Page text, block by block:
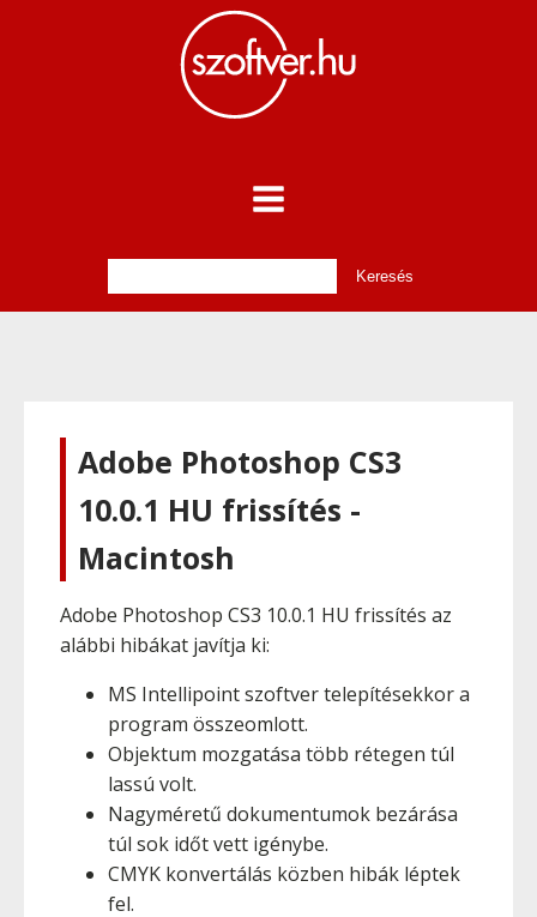
Adobe Photoshop CS3
10.0.1 HU frissítés -
Macintosh
Adobe Photoshop CS3 10.0.1 HU frissítés az
alábbi hibákat javítja ki:
MS Intellipoint szoftver telepítésekkor a
program összeomlott.
Objektum mozgatása több rétegen túl
lassú volt.
Nagyméretű dokumentumok bezárása
túl sok időt vett igénybe.
CMYK konvertálás közben hibák léptek
fel.